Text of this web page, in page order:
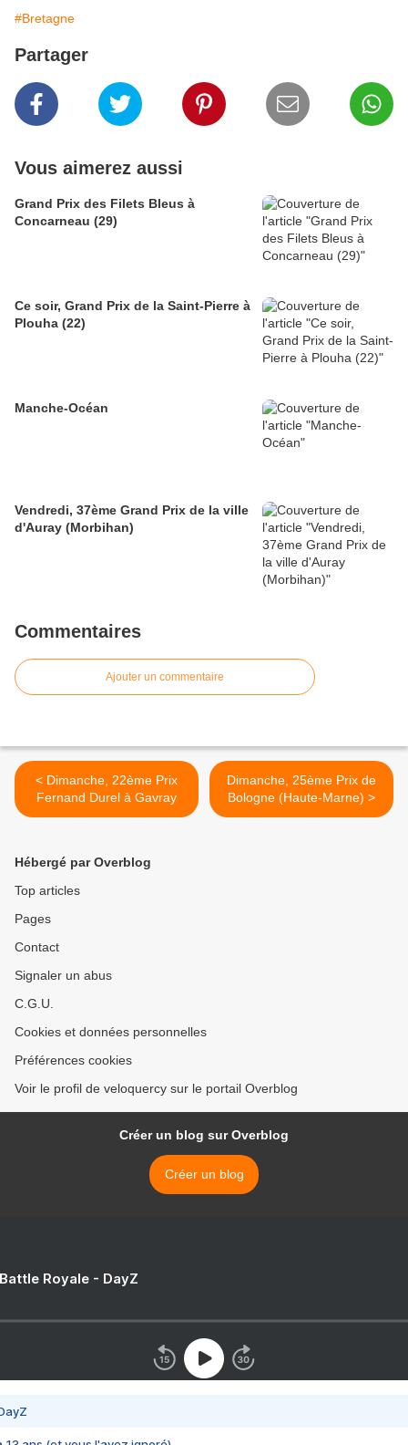
#Bretagne
Partager
Vous aimerez aussi
Grand Prix des Filets Bleus à
Concarneau (29)
Ce soir, Grand Prix de la Saint-Pierre à
Plouha (22)
Manche-Océan
Vendredi, 37ème Grand Prix de la ville
d'Auray (Morbihan)
Commentaires
Ajouter un commentaire
< Dimanche, 22ème Prix
Fernand Durel à Gavray
Dimanche, 25ème Prix de
Bologne (Haute-Marne) >
Hébergé par Overblog
Top articles
Pages
Contact
Signaler un abus
C.G.U.
Cookies et données personnelles
Préférences cookies
Voir le profil de veloquercy sur le portail Overblog
Créer un blog sur Overblog
Créer un blog
Royale - DayZ